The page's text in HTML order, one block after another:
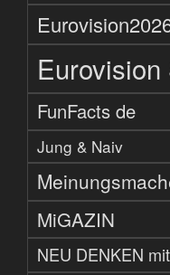
FunFacts de
Jung & Naiv
MiGAZIN
NEU DENKEN